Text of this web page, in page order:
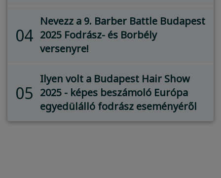
04
Nevezz a 9. Barber Battle Budapest
2025 Fodrász- és Borbély
versenyre!
05
Ilyen volt a Budapest Hair Show
2025 - képes beszámoló Európa
egyedülálló fodrász eseményéről